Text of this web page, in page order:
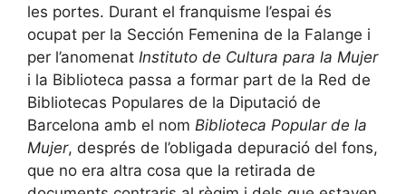
les portes. Durant el franquisme l’espai és
ocupat per la Sección Femenina de la Falange i
per l’anomenat Instituto de Cultura para la Mujer
i la Biblioteca passa a formar part de la Red de
Bibliotecas Populares de la Diputació de
Barcelona amb el nom Biblioteca Popular de la
Mujer, després de l’obligada depuració del fons,
que no era altra cosa que la retirada de